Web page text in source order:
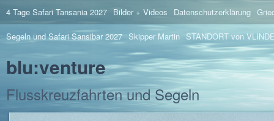
4 Tage Safari Tansania 2027 Bilder + Videos Datenschutzerklärung
Segeln und Safari Sansibar 2027 Skipper Martin STANDORT von
blu:venture
Flusskreuzfahrten und Segeln